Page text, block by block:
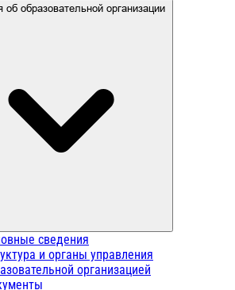
об образовательной организации
сведения
и органы управления
организацией